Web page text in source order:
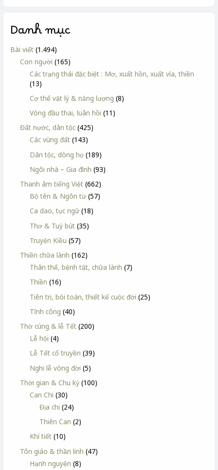
Danh mục
Bài viết (1.494)
Con người (165)
Các trạng thái đặc biệt : Mơ, xuất hồn, xuất vía, thiền
(13)
Cơ thể vật lý & năng lượng (8)
Vòng đầu thai, luân hồi (11)
Đất nước, dân tộc (425)
Các vùng đất (143)
Dân tộc, dòng họ (189)
Ngôi nhà – Gia đình (93)
Thanh âm tiếng Việt (662)
Bộ tên & Ngôn từ (57)
Ca dao, tục ngữ (18)
Thơ & Tuỳ bút (35)
Truyện Kiều (57)
Thiền chữa lành (162)
Thân thể, bệnh tật, chữa lành (7)
Thiền (16)
Tiên tri, bói toán, thiết kế cuộc đời (25)
Tĩnh công (40)
Thờ cúng & lễ Tết (200)
Lễ hội (4)
Lễ Tết cổ truyền (39)
Nghi lễ vòng đời (5)
Thời gian & Chu kỳ (100)
Can Chi (30)
Địa chi (24)
Thiên Can (2)
Khí tiết (10)
Tôn giáo & thần linh (47)
Hạnh nguyện (8)